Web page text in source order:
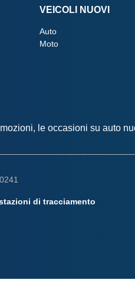
VEICOLI NUOVI
Auto
Moto
le occasioni su auto
di tracciamento